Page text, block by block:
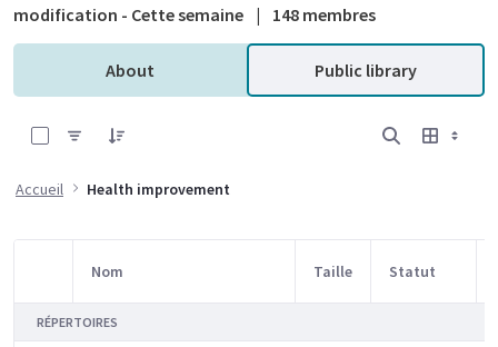
modification - Cette semaine | 148 membres
About Public library
Accueil Health improvement
Sélection d'article
Nom Taille Statut
RÉPERTOIRES